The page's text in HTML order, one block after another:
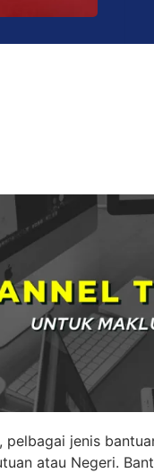
jenis
atau Negeri.